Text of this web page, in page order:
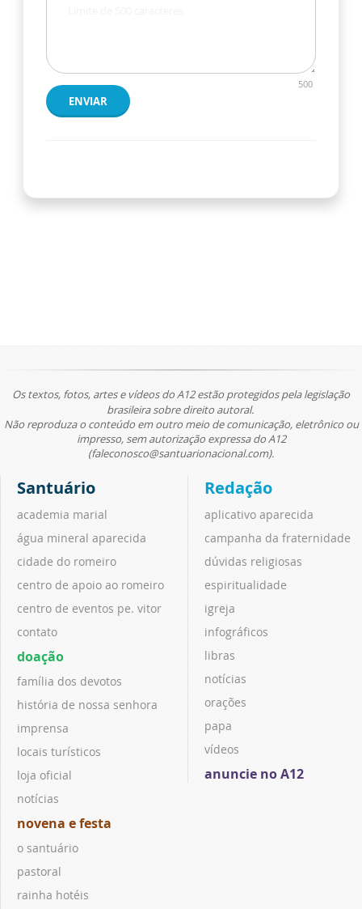
500
ENVIAR
Os textos, fotos, artes e vídeos do A12 estão protegidos pela legislação
brasileira sobre direito autoral.
Não reproduza o conteúdo em outro meio de comunicação, eletrônico ou
impresso, sem autorização expressa do A12
(faleconosco@santuarionacional.com).
Santuário
academia marial
água mineral aparecida
cidade do romeiro
centro de apoio ao romeiro
centro de eventos pe. vitor
contato
doação
família dos devotos
história de nossa senhora
imprensa
locais turísticos
loja oficial
notícias
novena e festa
o santuário
pastoral
rainha hotéis
Redação
aplicativo aparecida
campanha da fraternidade
dúvidas religiosas
espiritualidade
igreja
infográficos
libras
notícias
orações
papa
vídeos
anuncie no A12